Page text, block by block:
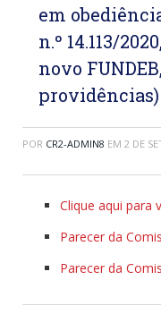
em
n.º 14.113/
novo
providências)
POR CR2-ADMIN8 EM 2 DE
Clique aqui para
Parecer da
Parecer da